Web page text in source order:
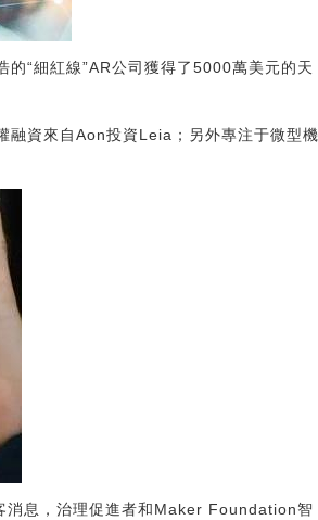
“細紅線”AR公司獲得了5000萬美元的天
融資來自Aon投資Leia；另外專注于微型機
消息，治理促進者和Maker Foundation智